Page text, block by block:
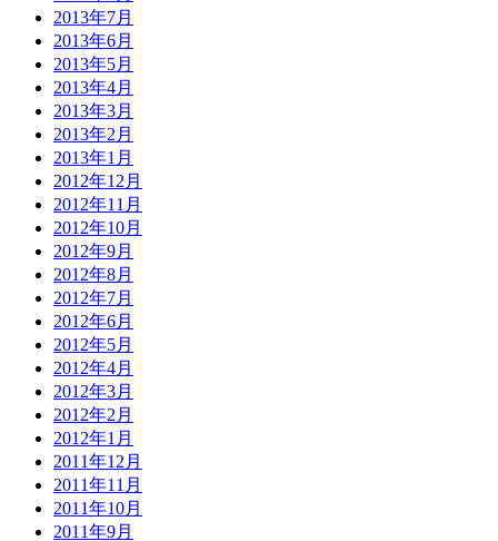
2013年7月
2013年6月
2013年5月
2013年4月
2013年3月
2013年2月
2013年1月
2012年12月
2012年11月
2012年10月
2012年9月
2012年8月
2012年7月
2012年6月
2012年5月
2012年4月
2012年3月
2012年2月
2012年1月
2011年12月
2011年11月
2011年10月
2011年9月